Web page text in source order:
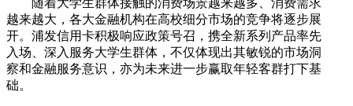
越来越大，各大金融机构在高校细分市场的竞争将逐步展
开。浦发信用卡积极响应政策号召，携全新系列产品率先
入场、深入服务大学生群体，不仅体现出其敏锐的市场洞
察和金融服务意识，亦为未来进一步赢取年轻客群打下基
础。